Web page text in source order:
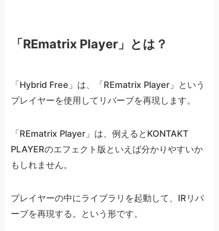
「REmatrix Player」とは？
「Hybrid Free」は、「REmatrix Player」という
プレイヤーを使用してリバーブを再現します。
「REmatrix Player」は、例えるとKONTAKT
PLAYERのエフェクト版といえば分かりやすいか
もしれません。
プレイヤーの中にライブラリを起動して、IRリバ
ーブを再現する。という形です。